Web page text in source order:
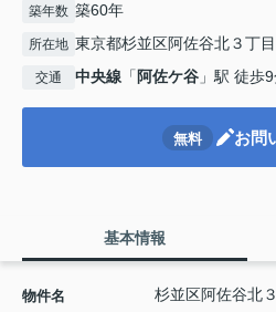
築年数 築60年
所在地 東京都杉並区阿佐谷北３丁目
交通 中央線 「 阿佐ケ谷 」駅 徒歩
無料 お問
基本情報
物件名 杉並区阿佐谷北